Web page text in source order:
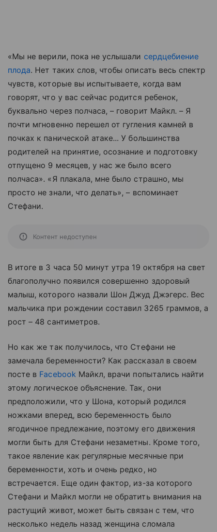
«Мы не верили, пока не услышали сердцебиение
плода. Нет таких слов, чтобы описать весь спектр
чувств, которые вы испытываете, когда вам
говорят, что у вас сейчас родится ребенок,
буквально через полчаса, – говорит Майкл. – Я
почти мгновенно перешел от гугления камней в
почках к панической атаке... У большинства
родителей на принятие, осознание и подготовку
отпущено 9 месяцев, у нас же было всего
полчаса». «Я плакала, мне было страшно, мы
просто не знали, что делать», – вспоминает
Стефани.
Контент недоступен
В итоге в 3 часа 50 минут утра 19 октября на свет
благополучно появился совершенно здоровый
малыш, которого назвали Шон Джуд Джэгерс. Вес
мальчика при рождении составил 3265 граммов, а
рост – 48 сантиметров.
Но как же так получилось, что Стефани не
замечала беременности? Как рассказал в своем
посте в Facebook Майкл, врачи попытались найти
этому логическое объяснение. Так, они
предположили, что у Шона, который родился
ножками вперед, всю беременность было
ягодичное предлежание, поэтому его движения
могли быть для Стефани незаметны. Кроме того,
такое явление как регулярные месячные при
беременности, хоть и очень редко, но
встречается. Еще один фактор, из-за которого
Стефани и Майкл могли не обратить внимания на
растущий живот, может быть связан с тем, что
несколько недель назад женщина сломала